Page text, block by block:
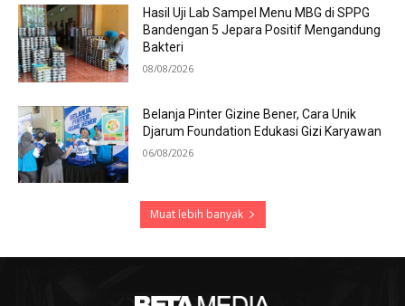
Hasil Uji Lab Sampel Menu MBG di SPPG
Bandengan 5 Jepara Positif Mengandung
Bakteri
08/08/2026
Belanja Pinter Gizine Bener, Cara Unik
Djarum Foundation Edukasi Gizi Karyawan
06/08/2026
Muat lebih banyak